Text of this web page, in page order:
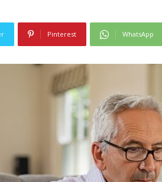
Pinterest WhatsApp